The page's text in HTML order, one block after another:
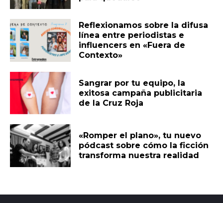
Reflexionamos sobre la difusa
línea entre periodistas e
influencers en «Fuera de
Contexto»
Sangrar por tu equipo, la
exitosa campaña publicitaria
de la Cruz Roja
«Romper el plano», tu nuevo
pódcast sobre cómo la ficción
transforma nuestra realidad